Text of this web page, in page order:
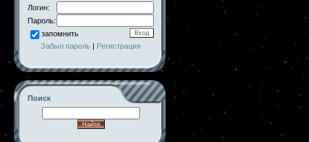
Логин:
Пароль:
запомнить
Забыл пароль | Регистрация
Поиск